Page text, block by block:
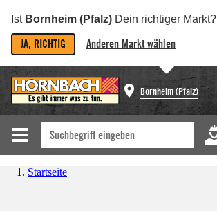
Ist Bornheim (Pfalz) Dein richtiger Markt?
JA, RICHTIG Anderen Markt wählen
Bornheim (Pfalz)
Startseite